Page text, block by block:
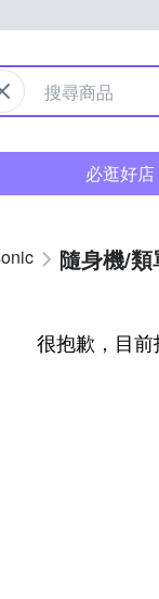
必逛好店
隨身機/類
很抱歉，目前